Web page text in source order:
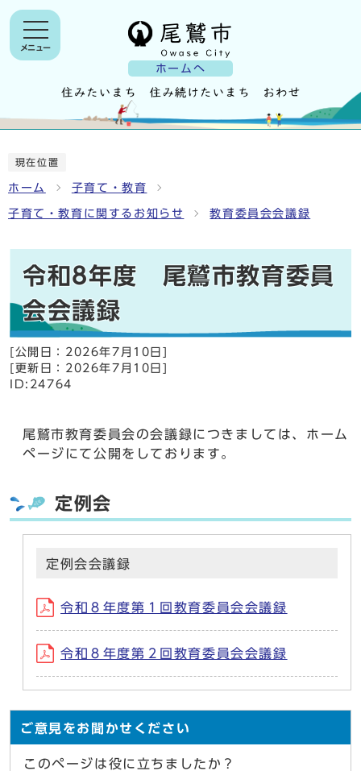
ホームへ
メニュー
現在位置
ホーム 子育て・教育
子育て・教育に関するお知らせ 教育委員会会議録
令和8年度 尾鷲市教育委員
会会議録
[公開日： 2026年7月10日
[更新日： 2026年7月10日
ID:24764
尾鷲市教育委員会の会議録につきましては、ホーム
ページにて公開をしております。
定例会
定例会会議録
令和８年度第１回教育委員会会議録
令和８年度第２回教育委員会会議録
ご意見をお聞かせください
このページは役に立ちましたか？